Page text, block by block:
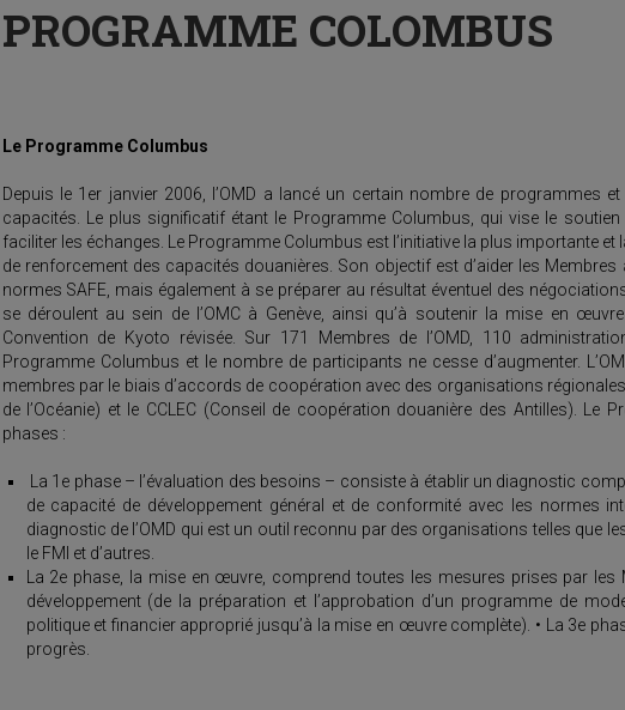
PROGRAMME COLOMBUS
Le Programme Columbus
Depuis le 1er janvier 2006, l’OMD a lancé un certain nombre de programmes
capacités. Le plus significatif étant le Programme Columbus, qui vise le
faciliter les échanges. Le Programme Columbus est l’initiative la plus importante
de renforcement des capacités douanières. Son objectif est d’aider les
normes SAFE, mais également à se préparer au résultat éventuel des
se déroulent au sein de l’OMC à Genève, ainsi qu’à soutenir la mise en
Convention de Kyoto révisée. Sur 171 Membres de l’OMD, 110
Programme Columbus et le nombre de participants ne cesse d’augmenter.
membres par le biais d’accords de coopération avec des organisations
de l’Océanie) et le CCLEC (Conseil de coopération douanière des Antilles).
phases :
La 1e phase – l’évaluation des besoins – consiste à établir un diagnostic
de capacité de développement général et de conformité avec les normes
diagnostic de l’OMD qui est un outil reconnu par des organisations telles que
le FMI et d’autres.
La 2e phase, la mise en œuvre, comprend toutes les mesures prises par
développement (de la préparation et l’approbation d’un programme de
politique et financier approprié jusqu’à la mise en œuvre complète). • La 3e
progrès.